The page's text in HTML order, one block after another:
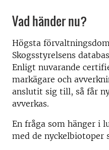
Vad händer nu?
Högsta
Skogsstyrelsens
Enligt nuvarande
markägare och
anslutit sig till, så får
avverkas.
En fråga som hänger i
med de nyckelbiotoper